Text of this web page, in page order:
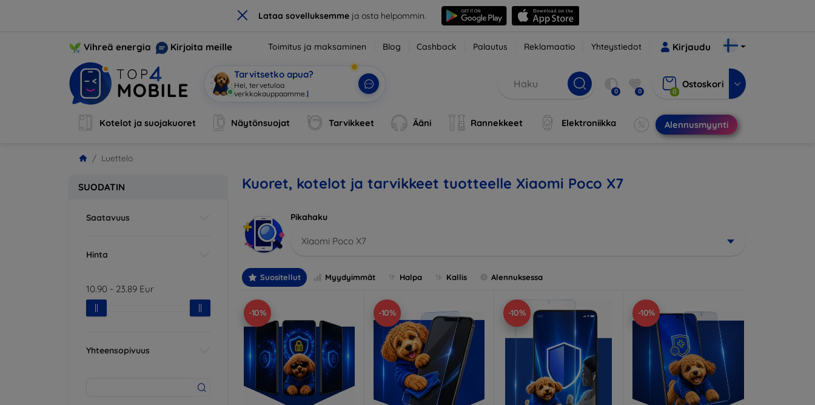
× Lataa sovelluksemmeja osta helpommin.
Vihreä energia Kirjoita meille Toimitus ja maksaminen Blog Cashback Palautus Reklamaatio Yhteystiedot Kirjaudu
Tarvitsetko apua?
Hei| 0 0 0
Ostoskori
Kotelot ja suojakuoret Näytönsuojat Tarvikkeet Ääni Rannekkeet Elektroniikka Alennusmyynti
Luettelo
SUODATIN
Saatavuus
Hinta
10.90 - 23.89 Eur
Yhteensopivuus
Kuoret, kotelot ja tarvikkeet tuotteelle Xiaomi Poco X7
Pikahaku
Xiaomi Poco X7
Suositellut Myydyimmät Halpa Kallis Alennuksessa
-10% -10% -10% -10%